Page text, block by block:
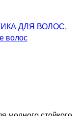
ДЛЯ ВОЛОС,
волос